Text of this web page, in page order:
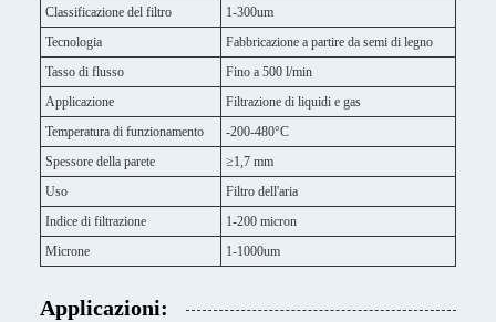
Classificazione del filtro
1-300um
Tecnologia
Fabbricazione a partire da semi di legno
Tasso di flusso
Fino a 500 l/min
Applicazione
Filtrazione di liquidi e gas
Temperatura di funzionamento
-200-480°C
Spessore della parete
≥1,7 mm
Uso
Filtro dell'aria
Indice di filtrazione
1-200 micron
Microne
1-1000um
Applicazioni: